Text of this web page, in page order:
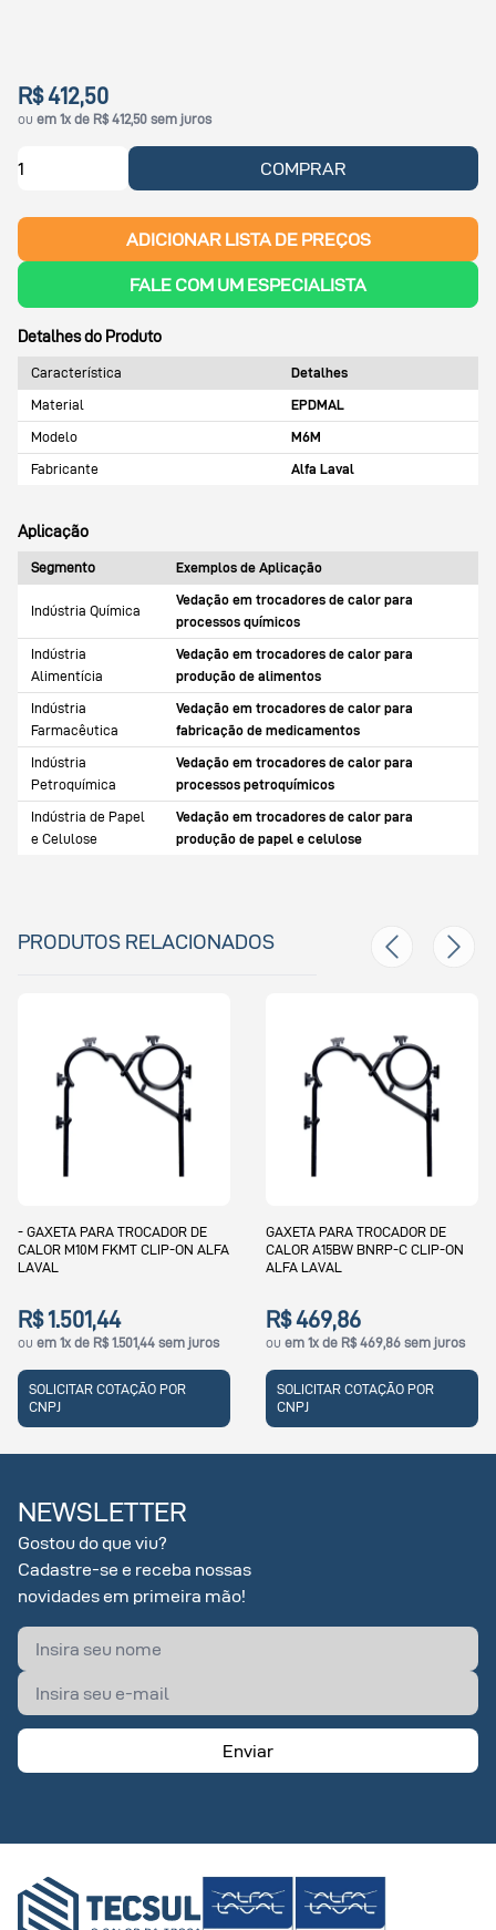
R$ 412,50
ou em 1x de R$ 412,50 sem juros
COMPRAR
ADICIONAR LISTA DE PREÇOS
FALE COM UM ESPECIALISTA
Detalhes do Produto
Característica
Detalhes
Material
EPDMAL
Modelo
M6M
Fabricante
Alfa Laval
Aplicação
Segmento Exemplos de Aplicação
Indústria Química
Vedação em trocadores de calor para
processos químicos
Indústria
Alimentícia
Vedação em trocadores de calor para
produção de alimentos
Indústria
Farmacêutica
Vedação em trocadores de calor para
fabricação de medicamentos
Indústria
Petroquímica
Vedação em trocadores de calor para
processos petroquímicos
Indústria de Papel
e Celulose
Vedação em trocadores de calor para
produção de papel e celulose
PRODUTOS RELACIONADOS
GAXETA PARA TROCADOR DE
CALOR A15BW BNRP-C CLIP-ON
ALFA LAVAL
R$ 469,86
ouem 1x de R$ 469,86 sem juros
SOLICITAR COTAÇÃO POR
CNPJ
GAXETA PARA TROCADOR DE
CALOR M10B FKMG CLIP-ON ALFA
LAVAL
R$ 1.122,44
ouem 1x de R$ 1.122,44 sem juros
SOLICITAR COTAÇÃO POR
CNPJ
NEWSLETTER
Gostou do que viu?
Cadastre-se e receba nossas
novidades em primeira mão!
Enviar